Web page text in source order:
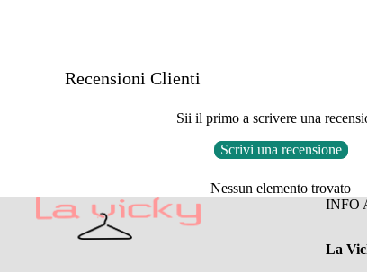
Recensioni Clienti
Sii il primo a scrivere una
Scrivi una recensione
Nessun elemento trovato
INFO
La